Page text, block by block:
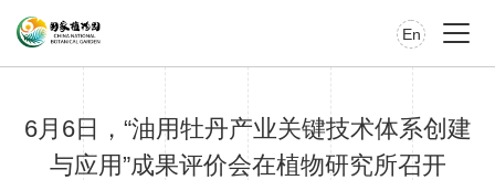
En
6月6日，“油用牡丹产业关键技术体系创建
与应用”成果评价会在植物研究所召开